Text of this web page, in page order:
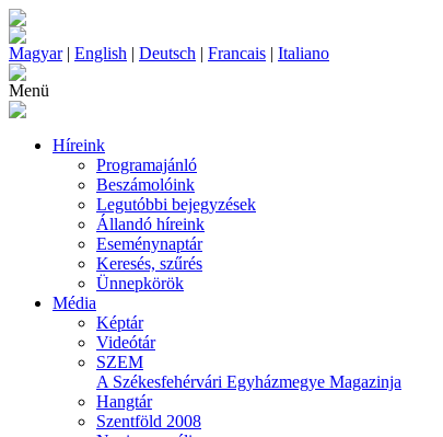
Magyar| English | Deutsch | Francais | Italiano
Menü
Híreink
Programajánló
Beszámolóink
Legutóbbi bejegyzések
Állandó híreink
Eseménynaptár
Keresés, szűrés
Ünnepkörök
Média
Képtár
Videótár
SZEM
A Székesfehérvári Egyházmegye Magazinja
Hangtár
Szentföld 2008